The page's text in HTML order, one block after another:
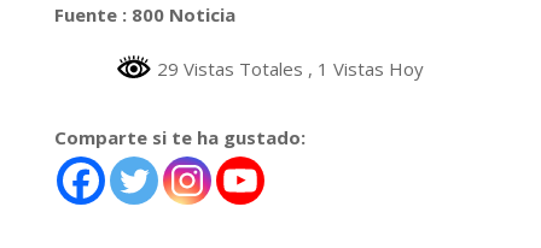
Fuente : 800 Noticia
29 Vistas Totales , 1 Vistas Hoy
Comparte si te ha gustado: